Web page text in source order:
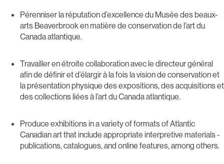
Pérenniser la réputation d’excellence du Musée des beaux-
arts Beaverbrook en matière de conservation de l’art du
Canada atlantique.
Travailler en étroite collaboration avec le directeur général
afin de définir et d’élargir à la fois la vision de conservation et
la présentation physique des expositions, des acquisitions et
des collections liées à l’art du Canada atlantique.
Produce exhibitions in a variety of formats of Atlantic
Canadian art that include appropriate interpretive materials -
publications, catalogues, and online features, among others.